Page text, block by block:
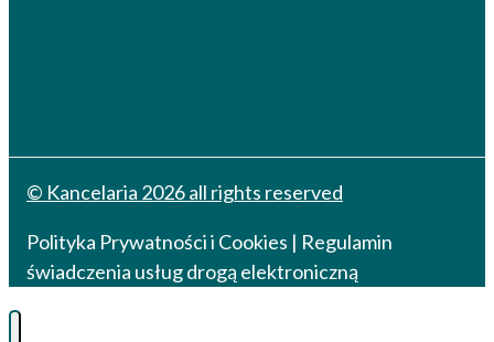
© Kancelaria 2026 all rights reserved
Polityka Prywatności i Cookies | Regulamin
świadczenia usług drogą elektroniczną